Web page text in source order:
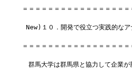
＝＝＝＝＝＝＝＝＝＝＝＝＝＝＝＝
New)１０．開発で役立つ実践的な
＝＝＝＝＝＝＝＝＝＝＝＝＝＝＝＝
群馬大学は群馬県と協力して企業